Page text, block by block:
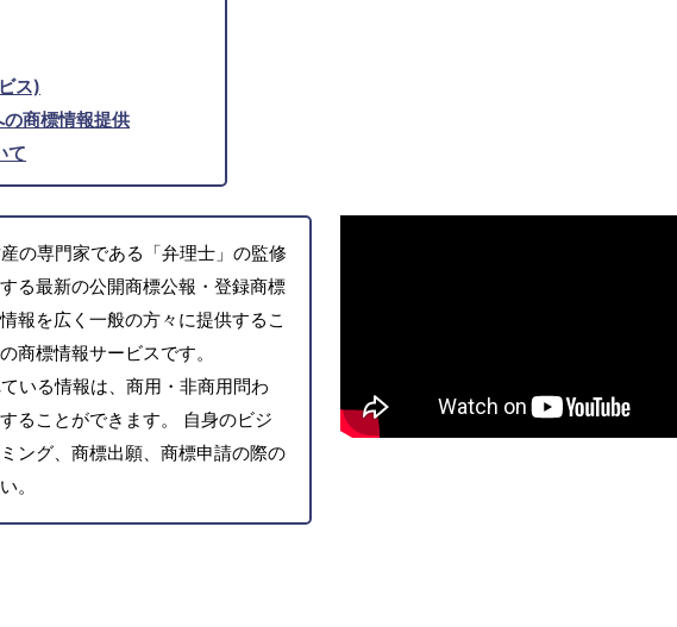
ス)
商標情報提供
て
の専門家である「弁理士」の監修
る最新の公開商標公報・登録商標
報を広く一般の方々に提供するこ
商標情報サービスです。
いる情報は、商用・非商用問わ
ることができます。 自身のビジ
ング、商標出願、商標申請の際の
。